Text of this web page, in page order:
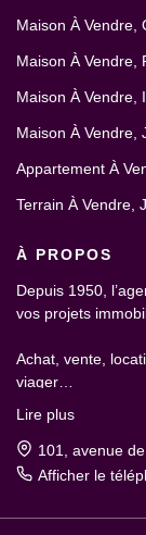
Maison À Vendre,
Maison À Vendre,
Maison À Vendre,
Maison À Vendre,
Appartement À
Terrain À Vendre,
À PROPOS
Depuis 1950,
vos projets
Achat, vente,
viager…
Lire plus
101, avenue
Afficher le